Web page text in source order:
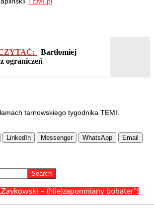
Bartłomiej
ograniczeń
tarnowskiego tygodnika TEMI.
LinkedIn Messenger WhatsApp Email
– (Nie)zapomniany bohater”!